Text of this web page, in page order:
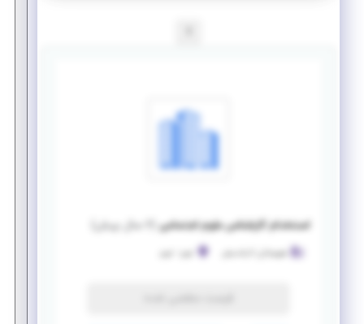
استخدام کارشناس علوم اجتماعی